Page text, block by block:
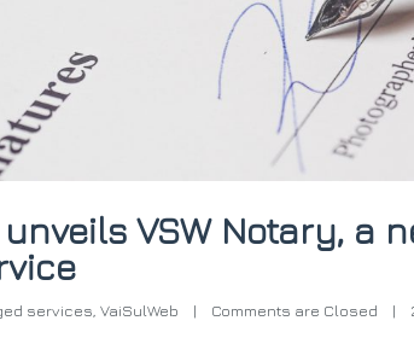
unveils VSW Notary, a
services, VaiSulWeb | Comments are Closed |